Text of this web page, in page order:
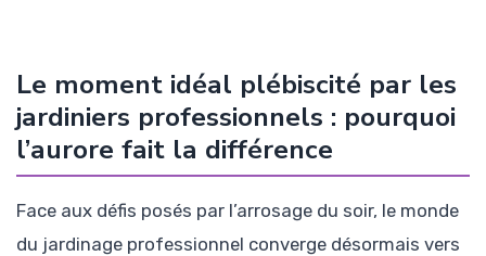
Le moment idéal plébiscité par les
jardiniers professionnels : pourquoi
l’aurore fait la différence
Face aux défis posés par l’arrosage du soir, le monde
du jardinage professionnel converge désormais vers